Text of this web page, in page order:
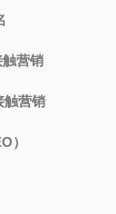
营销
触营销
）